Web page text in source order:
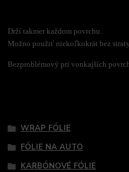
Drží takmer každom povrchu.
Možno použiť niekoľkokrát bez
Bezproblémový pri vonkajších
WRAP FÓLIE
FÓLIE NA AUTO
KARBÓNOVÉ FÓLIE